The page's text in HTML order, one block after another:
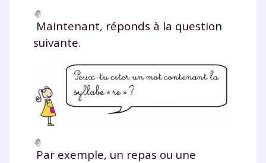
Maintenant, réponds à la question
suivante.
Par exemple, un repas ou une